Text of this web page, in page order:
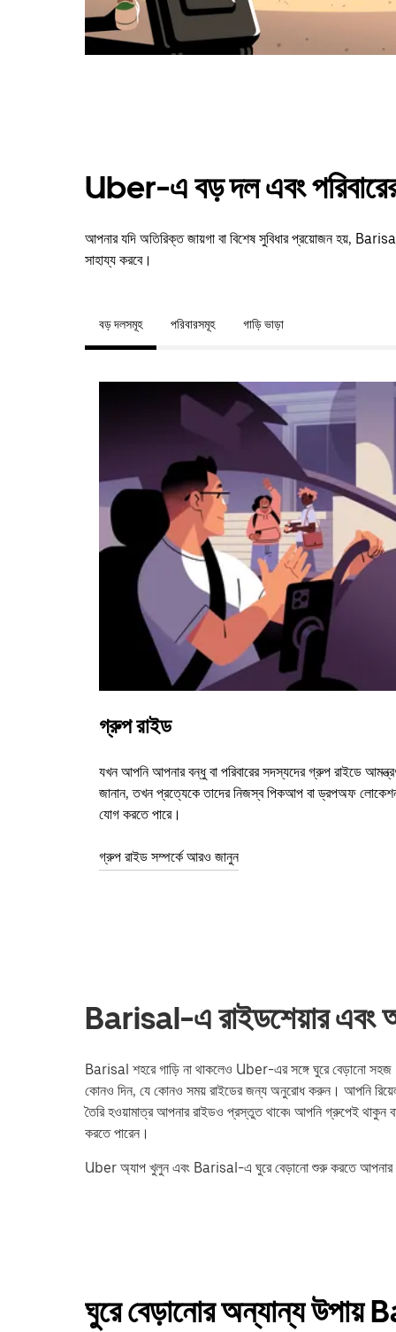
Uber-এ বড় দল এবং
আপনার যদি অতিরিক্ত জায়গা বা বিশেষ সুবিধার প্রয়োজন হয়,
সাহায্য করবে।
বড় দলসমূহ পরিবারসমূহ গাড়ি ভাড়া
গ্রুপ রাইড
যখন আপনি আপনার বন্ধু বা পরিবারের সদস্যদের গ্রুপ রাইডে
জানান, তখন প্রত্যেকে তাদের নিজস্ব পিকআপ বা ড্রপঅফ
যোগ করতে পারে।
গ্রুপ রাইড সম্পর্কে আরও জানুন
Barisal-এ রাইডশেয়ার এবং
Barisal শহরে গাড়ি না থাকলেও Uber-এর সঙ্গে ঘুরে বেড়ানো
কোনও দিন, যে কোনও সময় রাইডের জন্য অনুরোধ করুন। আপনি
তৈরি হওয়ামাত্র আপনার রাইডও প্রস্তুত থাকে৷ আপনি গ্রুপেই থাকুন
করতে পারেন।
Uber অ্যাপ খুলুন এবং Barisal-এ ঘুরে বেড়ানো শুরু করতে আপনার
ঘুরে বেড়ানোর অন্যান্য